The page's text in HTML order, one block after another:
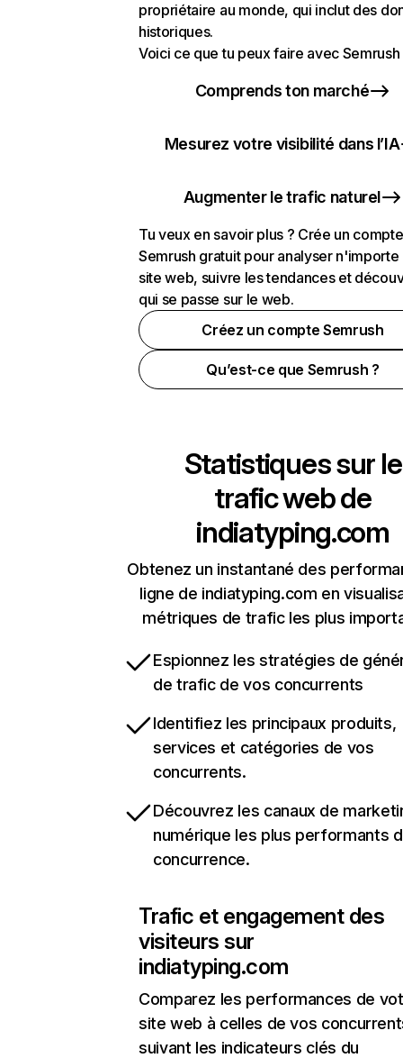
propriétaire au monde, qui inclut des
historiques.
Voici ce que tu peux faire avec Semrush
Comprends ton marché
Mesurez votre visibilité dans l’IA
Augmenter le trafic naturel
Tu veux en savoir plus ? Crée un compte
Semrush gratuit pour analyser n'importe
site web, suivre les tendances et
qui se passe sur le web.
Créez un compte Semrush
Qu’est-ce que Semrush ?
Statistiques sur le
trafic web de
indiatyping.com
Obtenez un instantané des
ligne de indiatyping.com en
métriques de trafic les plus
Espionnez les stratégies de
de trafic de vos concurrents
Identifiez les principaux produits,
services et catégories de vos
concurrents.
Découvrez les canaux de
numérique les plus performants
concurrence.
Trafic et engagement des
visiteurs sur
indiatyping.com
Comparez les performances de
site web à celles de vos
suivant les indicateurs clés du